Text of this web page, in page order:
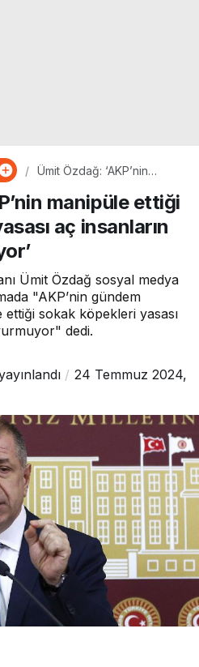
Ümit Özdağ: ‘AKP’nin
köpekleri yasası aç
insanların karnını
doyurmuyor’
manipüle ettiği
aç insanların
Ümit Özdağ sosyal medya
"AKP’nin gündem
sokak köpekleri yasası
dedi.
24 Temmuz 2024,